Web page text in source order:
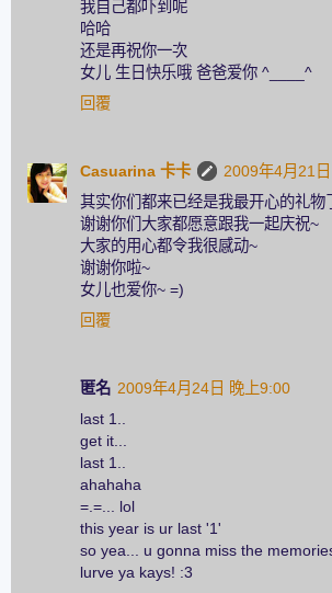
我自己都吓到呢
哈哈
还是再祝你一次
女儿 生日快乐哦 爸爸爱你 ^____^
回覆
Casuarina 卡卡
2009年4月21
其实你们都来已经是我最开心的礼物
谢谢你们大家都愿意跟我一起庆祝~
大家的用心都令我很感动~
谢谢你啦~
女儿也爱你~ =)
回覆
匿名 2009年4月24日 晚上9:00
last 1..
get it...
last 1..
ahahaha
=.=... lol
this year is ur last '1'
so yea... u gonna miss the
lurve ya kays! :3